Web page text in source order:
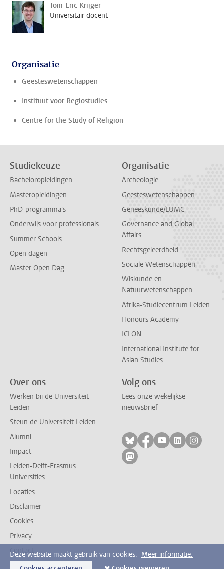
Tom-Eric Krijger
Universitair docent
Organisatie
Geesteswetenschappen
Instituut voor Regiostudies
Centre for the Study of Religion
Studiekeuze
Bacheloropleidingen
Masteropleidingen
PhD-programma's
Onderwijs voor professionals
Summer Schools
Open dagen
Master Open Dag
Organisatie
Archeologie
Geesteswetenschappen
Geneeskunde/LUMC
Governance and Global
Affairs
Rechtsgeleerdheid
Sociale Wetenschappen
Wiskunde en
Natuurwetenschappen
Afrika-Studiecentrum Leiden
Honours Academy
ICLON
International Institute for
Asian Studies
Over ons
Werken bij de Universiteit
Leiden
Steun de Universiteit Leiden
Alumni
Impact
Leiden-Delft-Erasmus
Universities
Locaties
Disclaimer
Cookies
Privacy
Contact
Volg ons
Lees onze wekelijkse
nieuwsbrief
Volg ons op bluesky
Volg ons op
Volg ons op
Volg ons
Volg
Volg ons op mastodon
Deze website maakt gebruik van cookies. Meer informatie.